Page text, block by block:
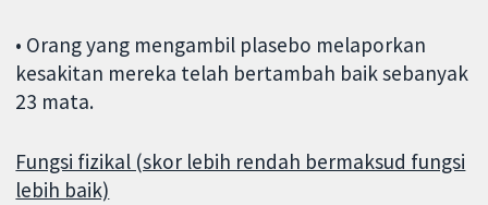
• Orang yang mengambil plasebo melaporkan
kesakitan mereka telah bertambah baik sebanyak
23 mata.
Fungsi fizikal (skor lebih rendah bermaksud fungsi
lebih baik)